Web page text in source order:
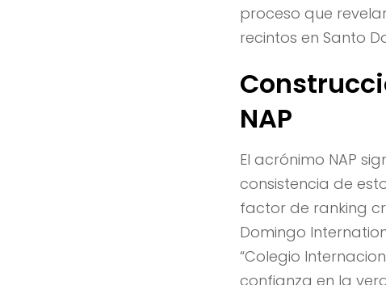
proceso que
recintos en Santo
NAP
El acrónimo NAP
consistencia de
factor de ranking
Domingo
“Colegio
confianza en la